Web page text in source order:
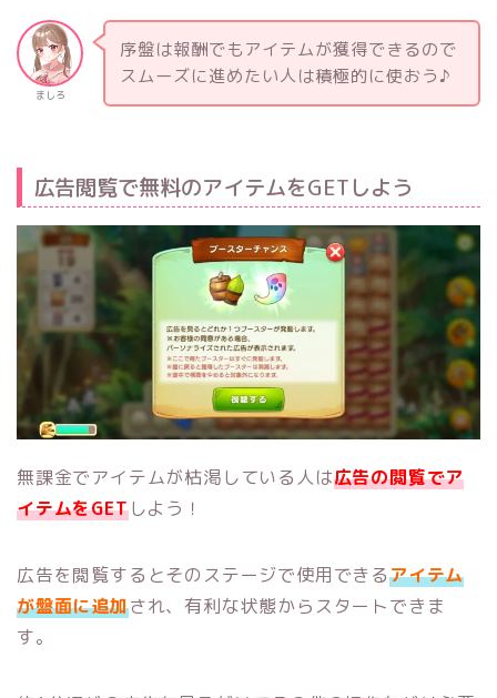
ましろ
序盤は報酬でもアイテムが獲得できるので
スムーズに進めたい人は積極的に使おう♪
広告閲覧で無料のアイテムをGETしよう
無課金でアイテムが枯渇している人は広告の閲覧でア
イテムをGETしよう！
広告を閲覧するとそのステージで使用できるアイテム
が盤面に追加され、有利な状態からスタートできま
す。